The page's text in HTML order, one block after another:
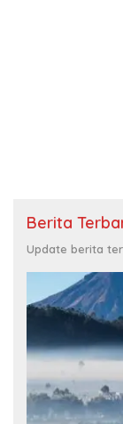
Berita
Update berita